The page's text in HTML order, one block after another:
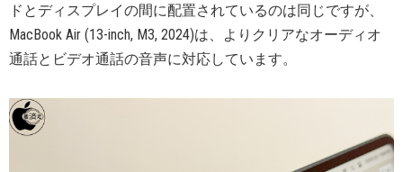
ドとディスプレイの間に配置されているのは同じですが、
MacBook Air (13-inch, M3, 2024)は、よりクリアなオーディオ
通話とビデオ通話の音声に対応しています。